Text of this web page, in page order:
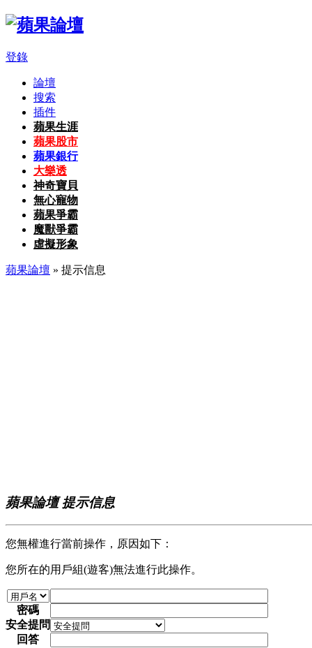
登錄
論壇
搜索
插件
蘋果生涯
蘋果股市
蘋果銀行
大樂透
神奇寶貝
無心寵物
蘋果爭霸
魔獸爭霸
虛擬形象
蘋果論壇 » 提示信息
蘋果論壇 提示信息
您無權進行當前操作，原因如下：
您所在的用戶組(遊客)無法進行此操作。
密碼
安全提問
回答